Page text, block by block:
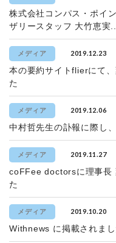
株式会社コンパス・ポ
ザリースタッフ 大竹恵実...
メディア 2019.12.23
本の要約サイトflierにて
た
メディア 2019.12.06
中村哲先生の訃報に際し
メディア 2019.11.27
coFFee doctorsに理事長
た
メディア 2019.10.20
Withnews に掲載されまし